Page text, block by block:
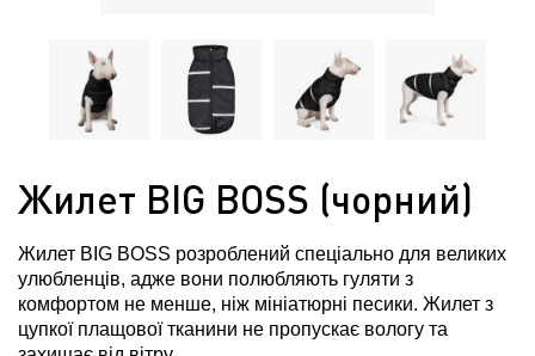
Жилет BIG BOSS (чорний)
Жилет BIG BOSS розроблений спеціально для великих
улюбленців, адже вони полюбляють гуляти з
комфортом не менше, ніж мініатюрні песики. Жилет з
цупкої плащової тканини не пропускає вологу та